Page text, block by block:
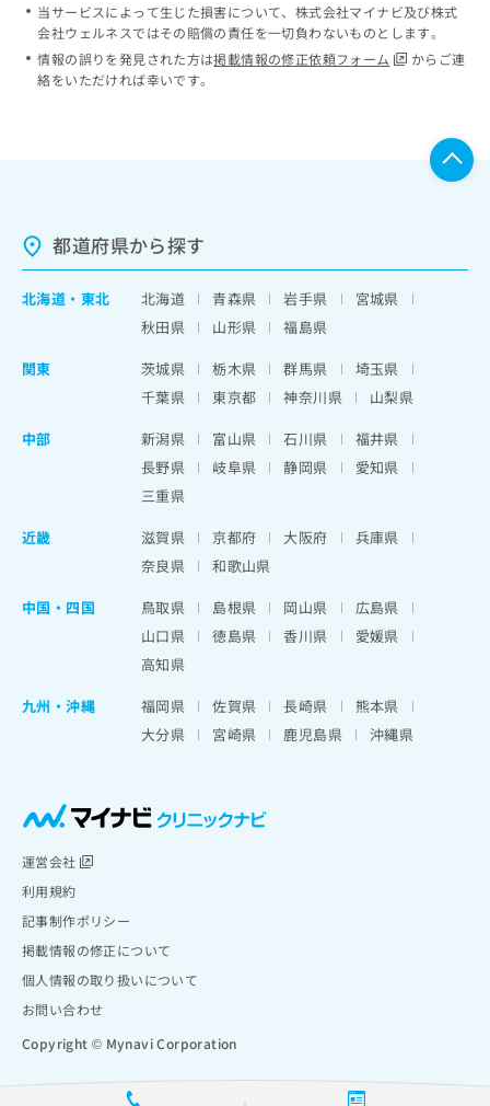
当サービスによって生じた損害について、株式会社マイナビ及び株式
会社ウェルネスではその賠償の責任を一切負わないものとします。
情報の誤りを発見された方は掲載情報の修正依頼フォーム
からご連
絡をいただければ幸いです。
都道府県から探す
北海道 ・ 東北 北海道 青森県 岩手県
宮城県
秋田県
山形県
福島県
関東
茨城県 栃木県 群馬県
埼玉県
千葉県
東京都 神奈川県
山梨県
中部
新潟県 富山県 石川県
福井県
長野県
岐阜県 静岡県
愛知県
三重県
近畿
滋賀県 京都府 大阪府
兵庫県
奈良県
和歌山県
中国・四国
鳥取県 島根県 岡山県
広島県
山口県
徳島県 香川県
愛媛県
高知県
九州・沖縄
福岡県 佐賀県 長崎県
熊本県
大分県
宮崎県 鹿児島県 沖縄県
運営会社
利用規約
記事制作ポリシー
掲載情報の修正について
個人情報の取り扱いについて
お問い合わせ
Copyright © Mynavi Corporation